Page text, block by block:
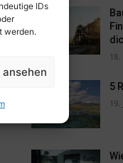
IDs
werden.
18.
5
19.